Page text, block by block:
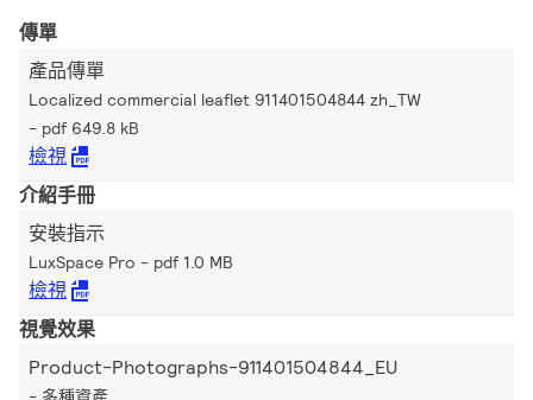
傳單
產品傳單
Localized commercial leaflet 911401504844 zh_TW
pdf 649.8 kB
檢視
介紹手冊
安裝指示
LuxSpace Pro pdf 1.0 MB
檢視
視覺效果
Product-Photographs-911401504844_EU